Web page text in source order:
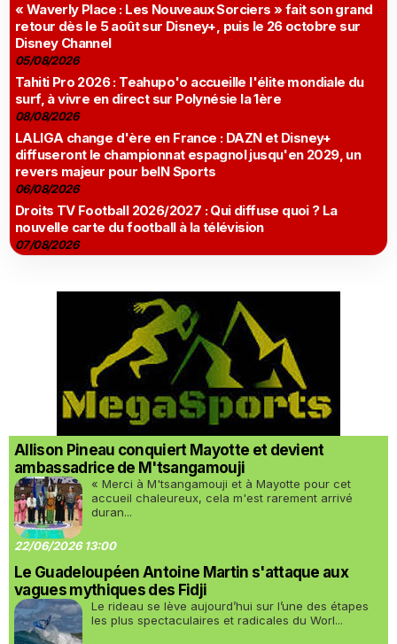
« Waverly Place : Les Nouveaux Sorciers » fait son grand
retour dès le 5 août sur Disney+, puis le 26 octobre sur
Disney Channel
05/08/2026
Tahiti Pro 2026 : Teahupo'o accueille l'élite mondiale du
surf, à vivre en direct sur Polynésie la 1ère
08/08/2026
LALIGA change d'ère en France : DAZN et Disney+
diffuseront le championnat espagnol jusqu'en 2029, un
revers majeur pour beIN Sports
06/08/2026
Droits TV Football 2026/2027 : Qui diffuse quoi ? La
nouvelle carte du football à la télévision
07/08/2026
Allison Pineau conquiert Mayotte et devient
ambassadrice de M'tsangamouji
« Merci à M'tsangamouji et à Mayotte pour cet
accueil chaleureux, cela m'est rarement arrivé
duran...
22/06/2026 13:00
Le Guadeloupéen Antoine Martin s'attaque aux
vagues mythiques des Fidji
Le rideau se lève aujourd’hui sur l’une des étapes
les plus spectaculaires et radicales du Worl...